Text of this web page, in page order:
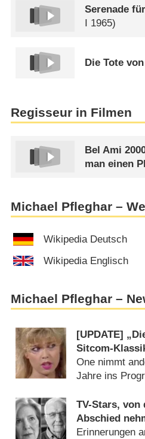
Serenade
I 1965)
Die Tote
Regisseur in Filmen
Bel Ami
man einen
Michael Pfleghar –
Wikipedia Deutsch
Wikipedia Englisch
Michael Pfleghar –
[UPDATE]
Sitcom-
wiederholt
One nimmt
Jahre ins
TV-Stars, von
Abschied
Erinnerungen